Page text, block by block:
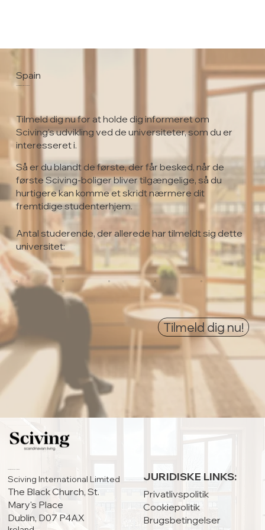
Spain
Universidad de Leon
Tilmeld dig nu for at holde dig informeret om
Sciving's udvikling ved de universiteter, som du er
interesseret i.
Så er du blandt de første, der får besked, når de
første Sciving-boliger bliver tilgængelige, så du
hurtigere kan komme et skridt nærmere dit
fremtidige studenterhjem.
Antal studerende, der allerede har tilmeldt sig dette
universitet:
0
0
0
0
0
Tilmeld dig nu!
HOVEDKONTOR:
Sciving International Limited
The Black Church, St.
Mary's Place
Dublin, D07 P4AX
JURIDISKE LINKS:
Privatlivspolitik
Cookiepolitik
Brugsbetingelser